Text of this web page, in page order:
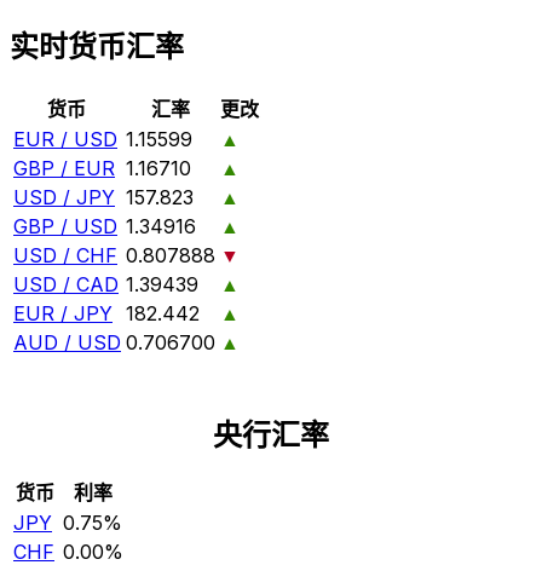
实时货币汇率
货币 汇率
更改
EUR / USD 1.15599
▲
GBP / EUR 1.16710
▲
USD / JPY 157.823
▲
GBP / USD 1.34916
▲
USD / CHF 0.807888 ▼
USD / CAD 1.39439
▲
EUR / JPY 182.442
▲
AUD / USD 0.706700 ▲
央行汇率
货币
利率
JPY 0.75%
CHF 0.00%